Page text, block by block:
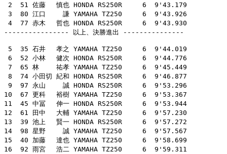
2  51 佐藤　 慎也 HONDA RS250R     6  9'43.179
3  80 江口　　 謙 YAMAHA TZ250     6  9'43.926
4  77 赤木　 哲也 HONDA RS250R     6  9'43.930
---------------- 以上、決勝進出 ---------------
5  35 石井　 孝之 YAMAHA TZ250     6  9'44.019
6  52 小林　 健次 HONDA RS250R     6  9'44.776
7  65 林　　 祐孝 YAMAHA TZ250     6  9'45.449
8  74 小田切 紀和 HONDA RS250R     6  9'46.877
9  97 永山　　 誠 HONDA RS250R     6  9'53.296
10  67 更科　 裕樹 YAMAHA TZ250     6  9'53.367
11  45 中冨　 伸一 HONDA RS250R     6  9'53.944
12  61 田中　 大輔 YAMAHA TZ250     6  9'57.230
13  39 池上　 賢一 HONDA RS250R     6  9'57.272
14  98 星野　　 誠 YAMAHA TZ250     6  9'57.567
15  40 加藤　 達也 YAMAHA TZ250     6  9'58.699
16  92 雨宮　 浩二 YAMAHA TZ250     6  9'59.311